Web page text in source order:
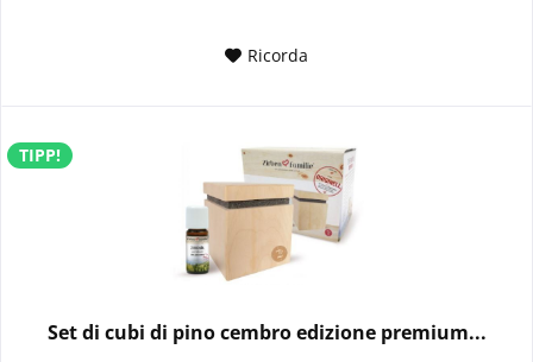
Ricorda
TIPP!
Set di cubi di pino cembro edizione premium...